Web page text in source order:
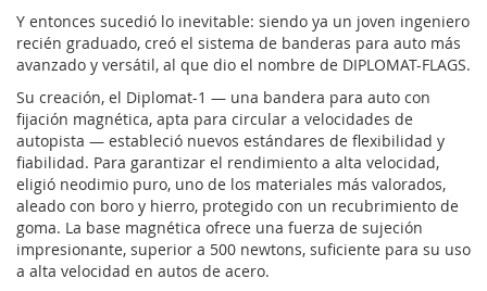
Y entonces sucedió lo inevitable: siendo ya un joven ingeniero
recién graduado, creó el sistema de banderas para auto más
avanzado y versátil, al que dio el nombre de DIPLOMAT-FLAGS.
Su creación, el Diplomat-1 — una bandera para auto con
fijación magnética, apta para circular a velocidades de
autopista — estableció nuevos estándares de flexibilidad y
fiabilidad. Para garantizar el rendimiento a alta velocidad,
eligió neodimio puro, uno de los materiales más valorados,
aleado con boro y hierro, protegido con un recubrimiento de
goma. La base magnética ofrece una fuerza de sujeción
impresionante, superior a 500 newtons, suficiente para su uso
a alta velocidad en autos de acero.